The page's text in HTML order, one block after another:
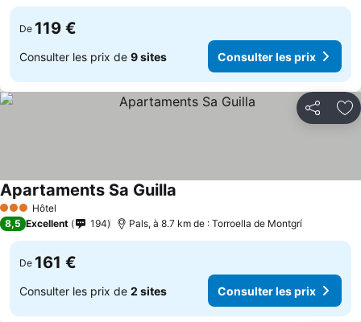
De 119 €
Consulter les prix de 9 sites Consulter les prix
Partager
3 ÉtoilesHôtel
Apartaments Sa Guilla
8,5 Excellent 194 Pals, à 8.7 km de : Torroella de Montgrí
De 161 €
Consulter les prix de 2 sites Consulter les prix